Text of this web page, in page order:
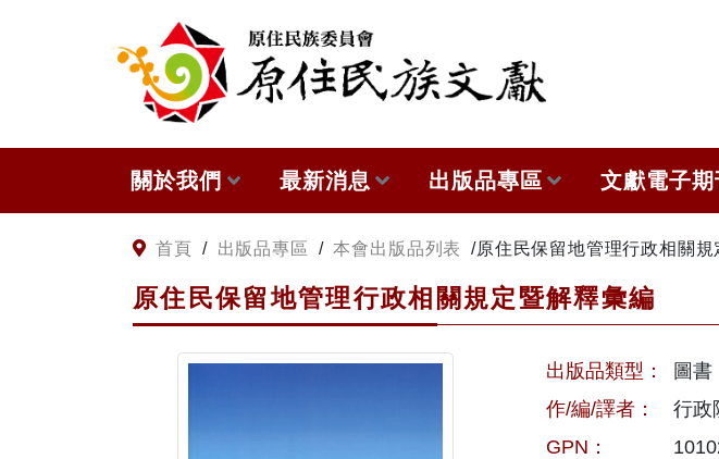
關於我們
關於原住民族文獻會
原住民族文獻會設置要點
委員介紹
最新消息
網站訊息
徵稿訊息
出版品專區
本會出版品列表
與國史館共同出版品介紹
出版品查詢
文獻電子期
本期內容
歷史期刊
徵稿說明
首頁 / 出版品專區 / 本會出版品列表 /原住民保留地管理行政相關
原住民保留地管理行政相關規定暨解釋彙編
出版品類型：
圖書
作/編/譯者：
行政
GPN：